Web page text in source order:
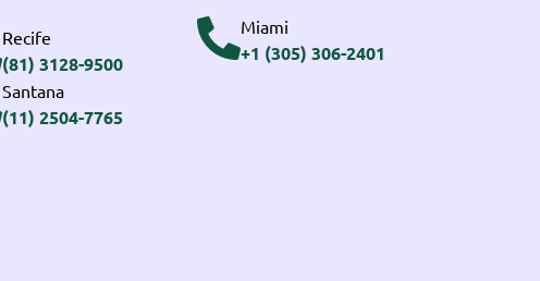
Recife
(81) 3128-9500
Santana
(11) 2504-7765
Miami
+1 (305) 306-2401